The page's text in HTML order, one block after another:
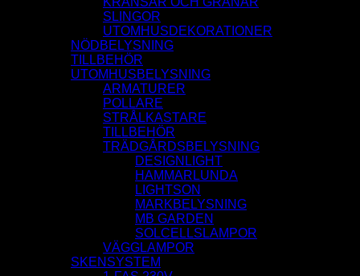
SLINGOR
UTOMHUSDEKORATIONER
NÖDBELYSNING
TILLBEHÖR
UTOMHUSBELYSNING
ARMATURER
POLLARE
STRÅLKASTARE
TILLBEHÖR
TRÄDGÅRDSBELYSNING
DESIGNLIGHT
HAMMARLUNDA
LIGHTSON
MARKBELYSNING
MB GARDEN
SOLCELLSLAMPOR
VÄGGLAMPOR
SKENSYSTEM